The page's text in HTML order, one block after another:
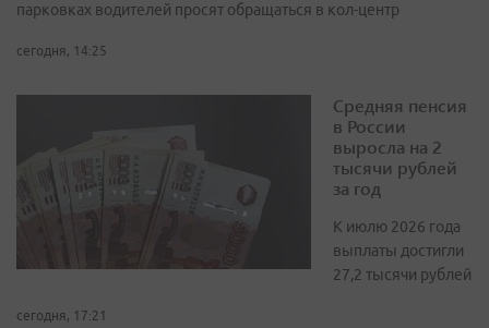
парковках водителей просят обращаться в кол-центр
сегодня, 14:25
Средняя пенсия
в России
выросла на 2
тысячи рублей
за год
К июлю 2026 года
выплаты достигли
27,2 тысячи рублей
сегодня, 17:21